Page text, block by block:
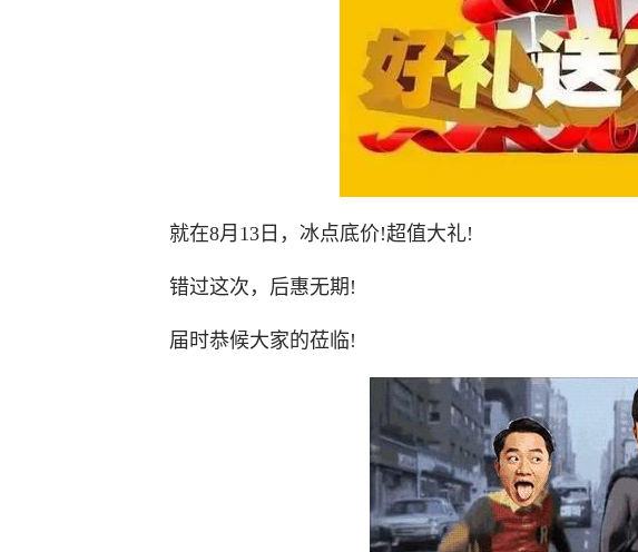
就在8月13日，冰点底价!超值大礼!
错过这次，后惠无期!
届时恭候大家的莅临!